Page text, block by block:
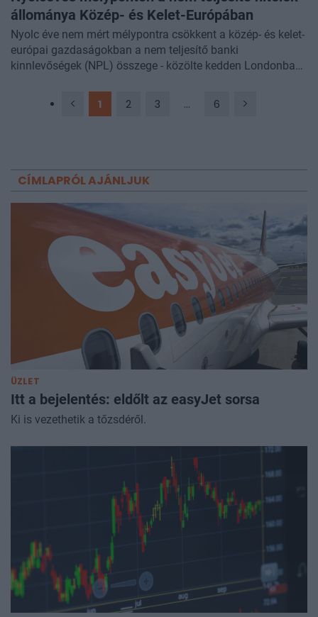
állománya Közép- és Kelet-Európában
Nyolc éve nem mért mélypontra csökkent a közép- és kelet-
európai gazdaságokban a nem teljesítő banki
kinnlevőségek (NPL) összege - közölte kedden Londonban
között van, amelyekben a legnagyobb mértékben csökkent
1 2 3 ... 6
CÍMLAPRÓL AJÁNLJUK
ÜZLET
Itt a bejelentés: eldőlt az easyJet sorsa
Ki is vezethetik a tőzsdéről.